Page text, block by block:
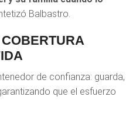
Balbastro.
de confianza: guarda,
que el esfuerzo